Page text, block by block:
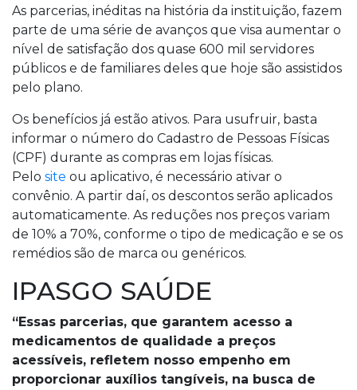
As parcerias, inéditas na história da instituição, fazem
parte de uma série de avanços que visa aumentar o
nível de satisfação dos quase 600 mil servidores
públicos e de familiares deles que hoje são assistidos
pelo plano.
Os benefícios já estão ativos. Para usufruir, basta
informar o número do Cadastro de Pessoas Físicas
(CPF) durante as compras em lojas físicas.
Pelo site ou aplicativo, é necessário ativar o
convênio. A partir daí, os descontos serão aplicados
automaticamente. As reduções nos preços variam
de 10% a 70%, conforme o tipo de medicação e se os
remédios são de marca ou genéricos.
IPASGO SAÚDE
“Essas parcerias, que garantem acesso a
medicamentos de qualidade a preços
acessíveis, refletem nosso empenho em
proporcionar auxílios tangíveis, na busca de